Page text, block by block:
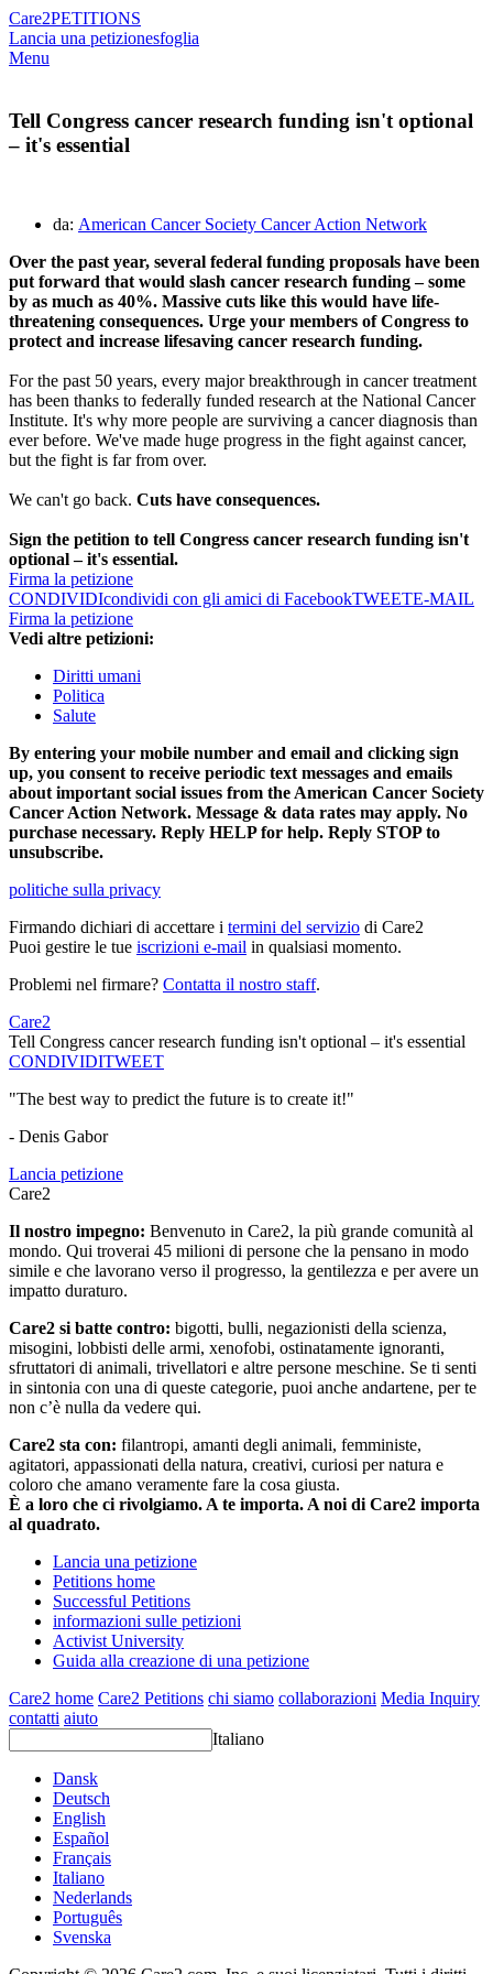
Care2PETITIONS
Lancia una petizionesfoglia
Menu
Tell Congress cancer research funding isn't optional
– it's essential
da: American Cancer Society Cancer Action Network
Over the past year, several federal funding proposals have been
put forward that would slash cancer research funding – some
by as much as 40%. Massive cuts like this would have life-
threatening consequences. Urge your members of Congress to
protect and increase lifesaving cancer research funding.
For the past 50 years, every major breakthrough in cancer treatment
has been thanks to federally funded research at the National Cancer
Institute. It's why more people are surviving a cancer diagnosis than
ever before. We've made huge progress in the fight against cancer,
but the fight is far from over.
We can't go back. Cuts have consequences.
Sign the petition to tell Congress cancer research funding isn't
optional – it's essential.
Firma la petizione
CONDIVIDIcondividi con gli amici di FacebookTWEETE-MAIL
Firma la petizione
Vedi altre petizioni:
Diritti umani
Politica
Salute
By entering your mobile number and email and clicking sign
up, you consent to receive periodic text messages and emails
about important social issues from the American Cancer Society
Cancer Action Network. Message & data rates may apply. No
purchase necessary. Reply HELP for help. Reply STOP to
unsubscribe.
politiche sulla privacy
Firmando dichiari di accettare i termini del servizio di Care2
Puoi gestire le tue iscrizioni e-mail in qualsiasi momento.
Problemi nel firmare? Contatta il nostro staff.
Care2
Tell Congress cancer research funding isn't optional – it's essential
CONDIVIDITWEET
"The best way to predict the future is to create it!"
- Denis Gabor
Lancia petizione
Care2
Il nostro impegno: Benvenuto in Care2, la più grande comunità al
mondo. Qui troverai 45 milioni di persone che la pensano in modo
simile e che lavorano verso il progresso, la gentilezza e per avere un
impatto duraturo.
Care2 si batte contro: bigotti, bulli, negazionisti della scienza,
misogini, lobbisti delle armi, xenofobi, ostinatamente ignoranti,
sfruttatori di animali, trivellatori e altre persone meschine. Se ti senti
in sintonia con una di queste categorie, puoi anche andartene, per te
non c’è nulla da vedere qui.
Care2 sta con: filantropi, amanti degli animali, femministe,
agitatori, appassionati della natura, creativi, curiosi per natura e
coloro che amano veramente fare la cosa giusta.
È a loro che ci rivolgiamo. A te importa. A noi di Care2 importa
al quadrato.
Lancia una petizione
Petitions home
Successful Petitions
informazioni sulle petizioni
Activist University
Guida alla creazione di una petizione
Care2 home Care2 Petitions chi siamo collaborazioni Media Inquiry
contatti aiuto
Italiano
Dansk
Deutsch
English
Español
Français
Italiano
Nederlands
Português
Svenska